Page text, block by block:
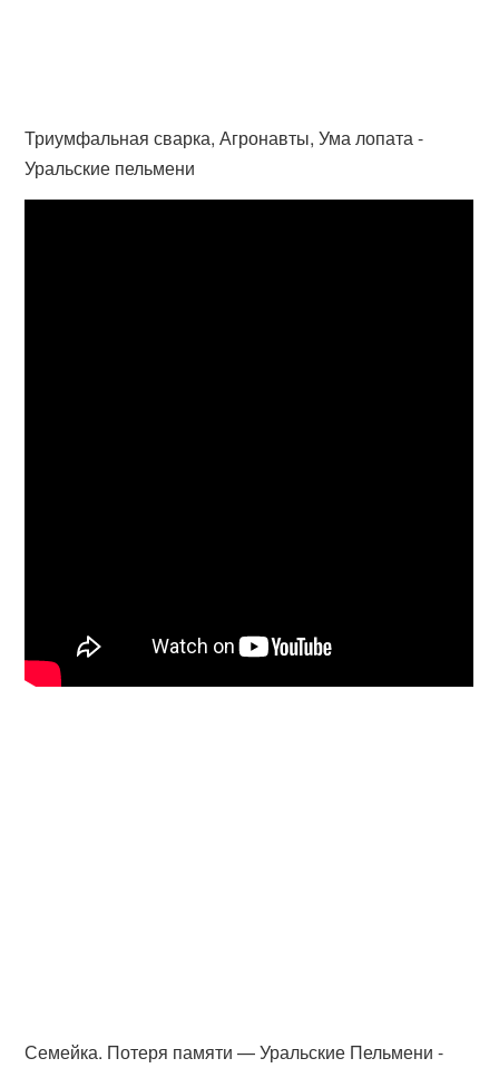
Триумфальная сварка, Агронавты, Ума лопата -
Уральские пельмени
Семейка. Потеря памяти — Уральские Пельмени -